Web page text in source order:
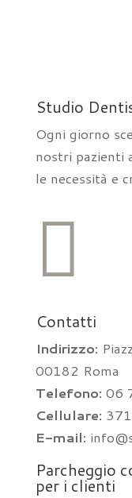
Studio
Ogni giorno
nostri pazienti
le necessità e

Contatti
Indirizzo:
00182 Roma
Telefono: 06
Cellulare:
E-mail:
Parcheggio
per i clienti